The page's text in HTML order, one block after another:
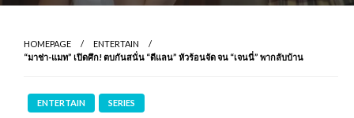
HOMEPAGE
ENTERTAIN
“มาช่า-แมท” เปิดศึก! ตบกันสนั่น “ดีแลน” หัวร้อนจัด จน “เจนนี่” พากลับบ้าน
ENTERTAIN SERIES